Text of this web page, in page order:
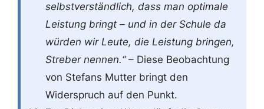
selbstverständlich, dass man optimale
Leistung bringt – und in der Schule da
würden wir Leute, die Leistung bringen,
Streber nennen.“– Diese Beobachtung
von Stefans Mutter bringt den
Widerspruch auf den Punkt.